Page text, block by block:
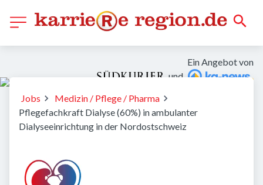
Ein Angebot von
und
Jobs
Medizin / Pflege / Pharma
Pflegefachkraft Dialyse (60%) in ambulanter
Dialyseeinrichtung in der Nordostschweiz